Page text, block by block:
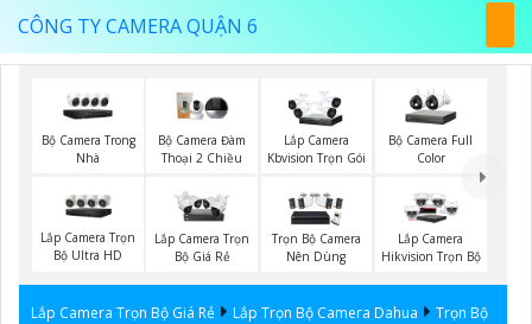
CÔNG TY CAMERA QUẬN 6
Bộ Camera Trong
Nhà
Bộ Camera Đàm
Thoại 2 Chiều
Lắp Camera
Kbvision Trọn Gói
Bộ Camera Full
Color
Lắp Camera Trọn
Bộ Ultra HD
Lắp Camera Trọn
Bộ Giá Rẻ
Trọn Bộ Camera
Nên Dùng
Lắp Camera
Hikvision Trọn Bộ
Lắp Camera Trọn Bộ Giá Rẻ Lắp Trọn Bộ Camera Dahua
Trọn Bộ